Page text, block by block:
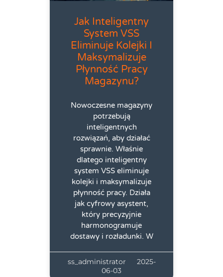
Jak Inteligentny
System VSS
Eliminuje Kolejki I
Maksymalizuje
Płynność Pracy
Magazynu?
Nowoczesne magazyny
potrzebują
inteligentnych
rozwiązań, aby działać
sprawnie. Właśnie
dlatego inteligentny
system VSS eliminuje
kolejki i maksymalizuje
płynność pracy. Działa
jak cyfrowy asystent,
który precyzyjnie
harmonogramuje
dostawy i rozładunki. W
ss_administrator
2025-
06-03